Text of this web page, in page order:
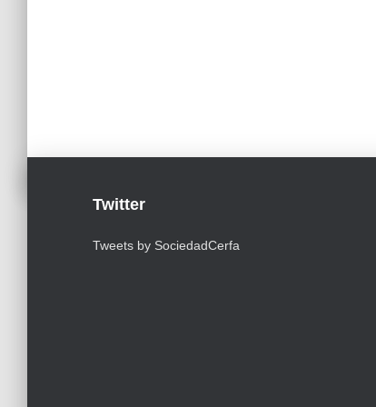
Twitter
Tweets by SociedadCerfa